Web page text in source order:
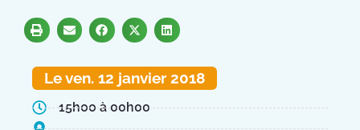
Le ven. 12 janvier 2018
15h00 à 00h00